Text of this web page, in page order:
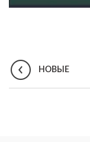
НОВЫЕ